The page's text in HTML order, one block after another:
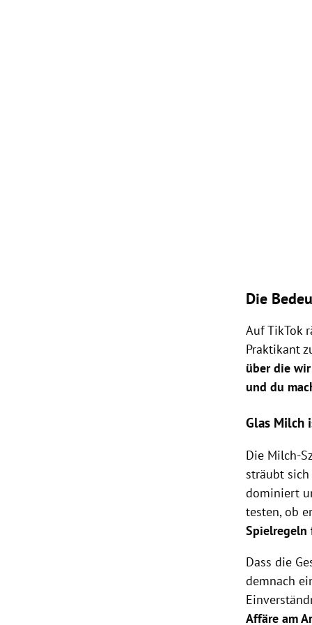
Die
Auf TikTok
Praktikant
über die
und du
Glas Milch
Die Milch-
sträubt sich
dominiert
testen, ob
Spielregeln
Dass die
demnach
Affäre am